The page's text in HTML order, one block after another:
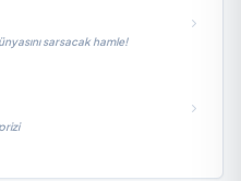
sarsacak hamle!